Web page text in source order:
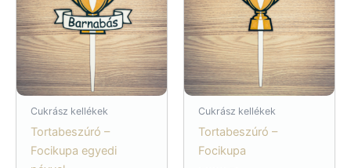
Cukrász kellékek
Tortabeszúró –
Focikupa egyedi
Cukrász kellékek
Tortabeszúró –
Focikupa